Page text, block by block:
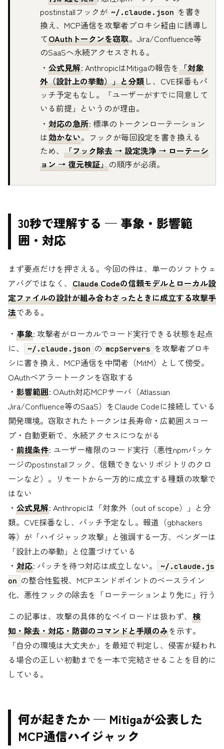
postinstallフックが ~/.claude.json を書き
換え、MCP通信を攻撃者プロキシ経由に誘導し
てOAuthトークンを窃取。Jira/Confluence等
のSaaSへ永続アクセスされる。
・ 公式見解: AnthropicはMitigaの報告を「対象
外（設計上の挙動）」と分類 し、CVE採番もパ
ッチ予定もなし。「ユーザーがすでに同意して
いる前提」というのが理由。
・ 対応の急所: 標準のトークンローテーション
は効かない。フックが毎回設定を書き換える
ため、 「フック除去 → 設定洗浄 → ローテーシ
ョン → 復元検証」の順序が必須。
30秒で理解する — 事象・影響範
囲・対応
まず要点だけを押さえる。今回の件は、単一のソフトウェ
アバグではなく、 Claude Codeの信頼モデルとローカル設
定ファイルの設計が組み合わさったときに成立する攻撃手
法である。
・ 事象: 攻撃者がローカルでコード実行できる状態を起点
に、
~/.claude.json の mcpServers を攻撃者プロキ
シに書き換え、MCP通信を中間者（MitM）として傍受。
OAuthベアラートークンを窃取する
・ 影響範囲: OAuth対応MCPサーバ（Atlassian
Jira/Confluence等のSaaS）をClaude Codeに接続している
開発環境。窃取されたトークンは長寿命・広範囲スコー
プ・自動更新で、永続アクセスにつながる
・ 前提条件: ユーザー権限のコード実行（悪性npmパッケ
ージのpostinstallフック、信頼できないリポジトリのクロ
ーンなど）。リモートから一方的に成立する種類の攻撃で
はない
・ 公式見解: Anthropicは「対象外（out of scope）」と分
類。CVE採番なし、パッチ予定なし。報道（gbhackers
等）が「ハイジャック攻撃」と強調する一方、ベンダーは
「設計上の挙動」と位置づけている
・ 対応: パッチを待つ対応は成立しない。
~/.claude.js
on の整合性監視、MCPエンドポイントのベースライン
化、悪性フックの除去を「ローテーションより先に」行う
この記事は、攻撃の具体的なペイロードは扱わず、 検
知・除去・対応・防御のコマンドと手順のみを示す。
「自分の環境は大丈夫か」を最短で判定し、侵害が疑われ
る場合の正しい初動までを一本で完結させることを目的に
している。
何が起きたか — Mitigaが公表した
MCP通信ハイジャック